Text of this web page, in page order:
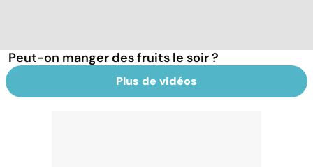
Peut-on manger des fruits le soir ?
Plus de vidéos